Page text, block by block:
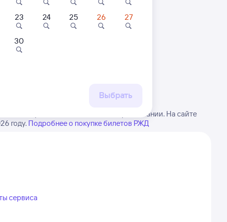
в виду, возможны изменения в расписании. На сайте
году. Подробнее о покупке билетов РЖД
сервиса
23 24 25 26 27
30
Выбрать